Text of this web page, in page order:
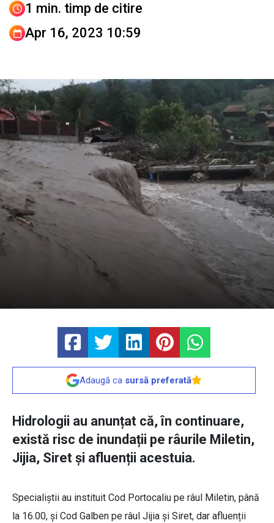
1 min. timp de citire
Apr 16, 2023 10:59
Adaugă ca sursă preferată
Hidrologii au anunțat că, în continuare,
există risc de inundații pe râurile Miletin,
Jijia, Siret și afluenții acestuia.
Specialiștii au instituit Cod Portocaliu pe râul Miletin, până
la 16.00, și Cod Galben pe râul Jijia și Siret, dar afluenții